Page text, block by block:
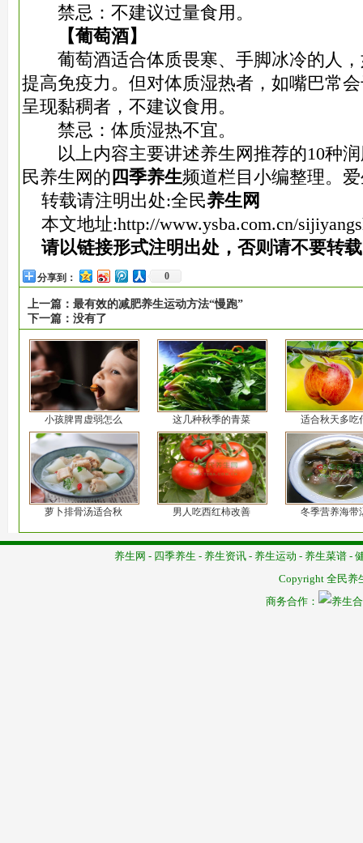
禁忌：不建议过量食用。
【葡萄酒】
葡萄酒适合体质畏寒、手脚冰冷的人，
提高免疫力。但对体质湿热者，如嘴巴常
呈现黏稠者，不建议食用。
禁忌：体质湿热不宜。
以上内容主要讲述养生网推荐的10种润
民养生网的 四季养生频道栏目小编整理。
转载请注明出处:全民养生网
本文地址:http://www.ysba.com.cn/
请以链接形式注明出处，否则请不要转
分享到： 0
上一篇： 最有效的减肥养生运动方法“慢跑”
下一篇： 没有了
小孩脾胃虚弱怎么 这几种秋季的青菜 适合秋天多吃
萝卜排骨汤适合秋 男人吃西红柿改善 冬季营养海带
养生网 - 四季养生 - 养生资讯 - 养生运动 - 养生菜谱 -
Copyright 全民养
商务合作：